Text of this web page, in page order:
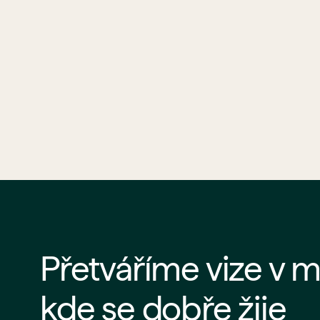
Přetváříme vize v
kde se dobře žije